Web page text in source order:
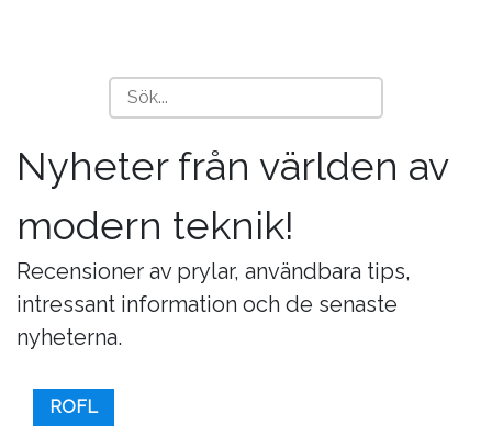
Nyheter från världen av
modern teknik!
Recensioner av prylar, användbara tips,
intressant information och de senaste
nyheterna.
ROFL